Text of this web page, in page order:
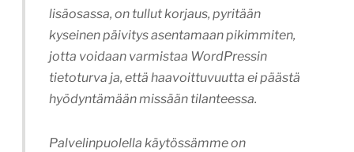
lisäosassa, on tullut korjaus, pyritään
kyseinen päivitys asentamaan pikimmiten,
jotta voidaan varmistaa WordPressin
tietoturva ja, että haavoittuvuutta ei päästä
hyödyntämään missään tilanteessa.
Palvelinpuolella käytössämme on